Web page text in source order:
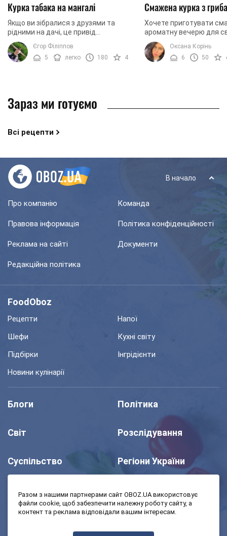
Курка табака на мангалі
Якщо ви зібралися з друзями та
рідними на дачі, це привід
приготувати курку табака на мангалі
та поласувати всією сім'єю. Курка
табака на мангалі – ...
Єгор Філіппов
5
легко 180 4
Смажена курка з
Хочете приготувати
ароматну вечерю для
Не знаєте, як їх
смачну та ароматну
Страва не ...
Оксана Корінь
6
50
Зараз ми готуємо
Всі рецепти
В начало
Про компанію Команда
Правова інформація Політика конфіденційності
Реклама на сайті Документи
Редакційна політика
FoodOboz
Рецепти
Напої
Шефи
Кухні світу
Підбірки
Інгрідієнти
Новини кулінарії
Блоги Політика
Світ Розслідування
Суспільство Регіони України
Моя школа
Разом з нашими партнерами сайт OBOZ.UA використовує
файли cookie, щоб забезпечити належну роботу сайту, а
контент та реклама відповідали вашим інтересам.